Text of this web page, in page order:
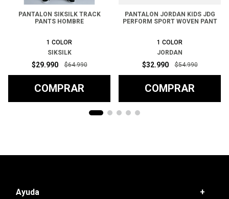
PANTALON SIKSILK TRACK
PANTS HOMBRE
1 COLOR
SIKSILK
$29.990 $64.990
COMPRAR
PANTALON JORDAN KIDS JDG
PERFORM SPORT WOVEN PANT
1 COLOR
JORDAN
$32.990 $54.990
COMPRAR
Ayuda +